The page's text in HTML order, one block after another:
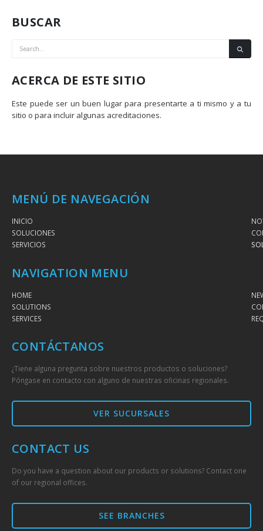
BUSCAR
ACERCA DE ESTE SITIO
Este puede ser un buen lugar para presentarte a ti mismo y a tu
sitio o para incluir algunas acreditaciones.
MENÚ DE NAVEGACIÓN
INICIO
SOLUCIONES
SERVICIOS
NAVIGATION MENU
HOME
SOLUTIONS
SERVICES
CONTÁCTANOS
¿Tiene alguna pregunta sobre nuestros productos o soluciones?
Póngase en contacto con alguno de nuestras oficinas regionales.
VER SUCURSALES
CONTACT US
Do you have a question about our products or solutions? Contact one
of our regional offices.
SEE BRANCHES